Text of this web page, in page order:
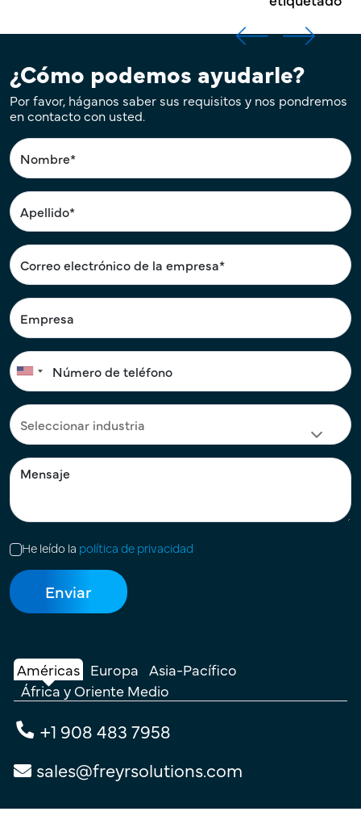
¿Cómo podemos ayudarle?
Por favor, háganos saber sus requisitos y nos pondremos
en contacto con usted.
He leído la política de privacidad
Américas Europa Asia-Pacífico
África y Oriente Medio
+1 908 483 7958
sales@freyrsolutions.com